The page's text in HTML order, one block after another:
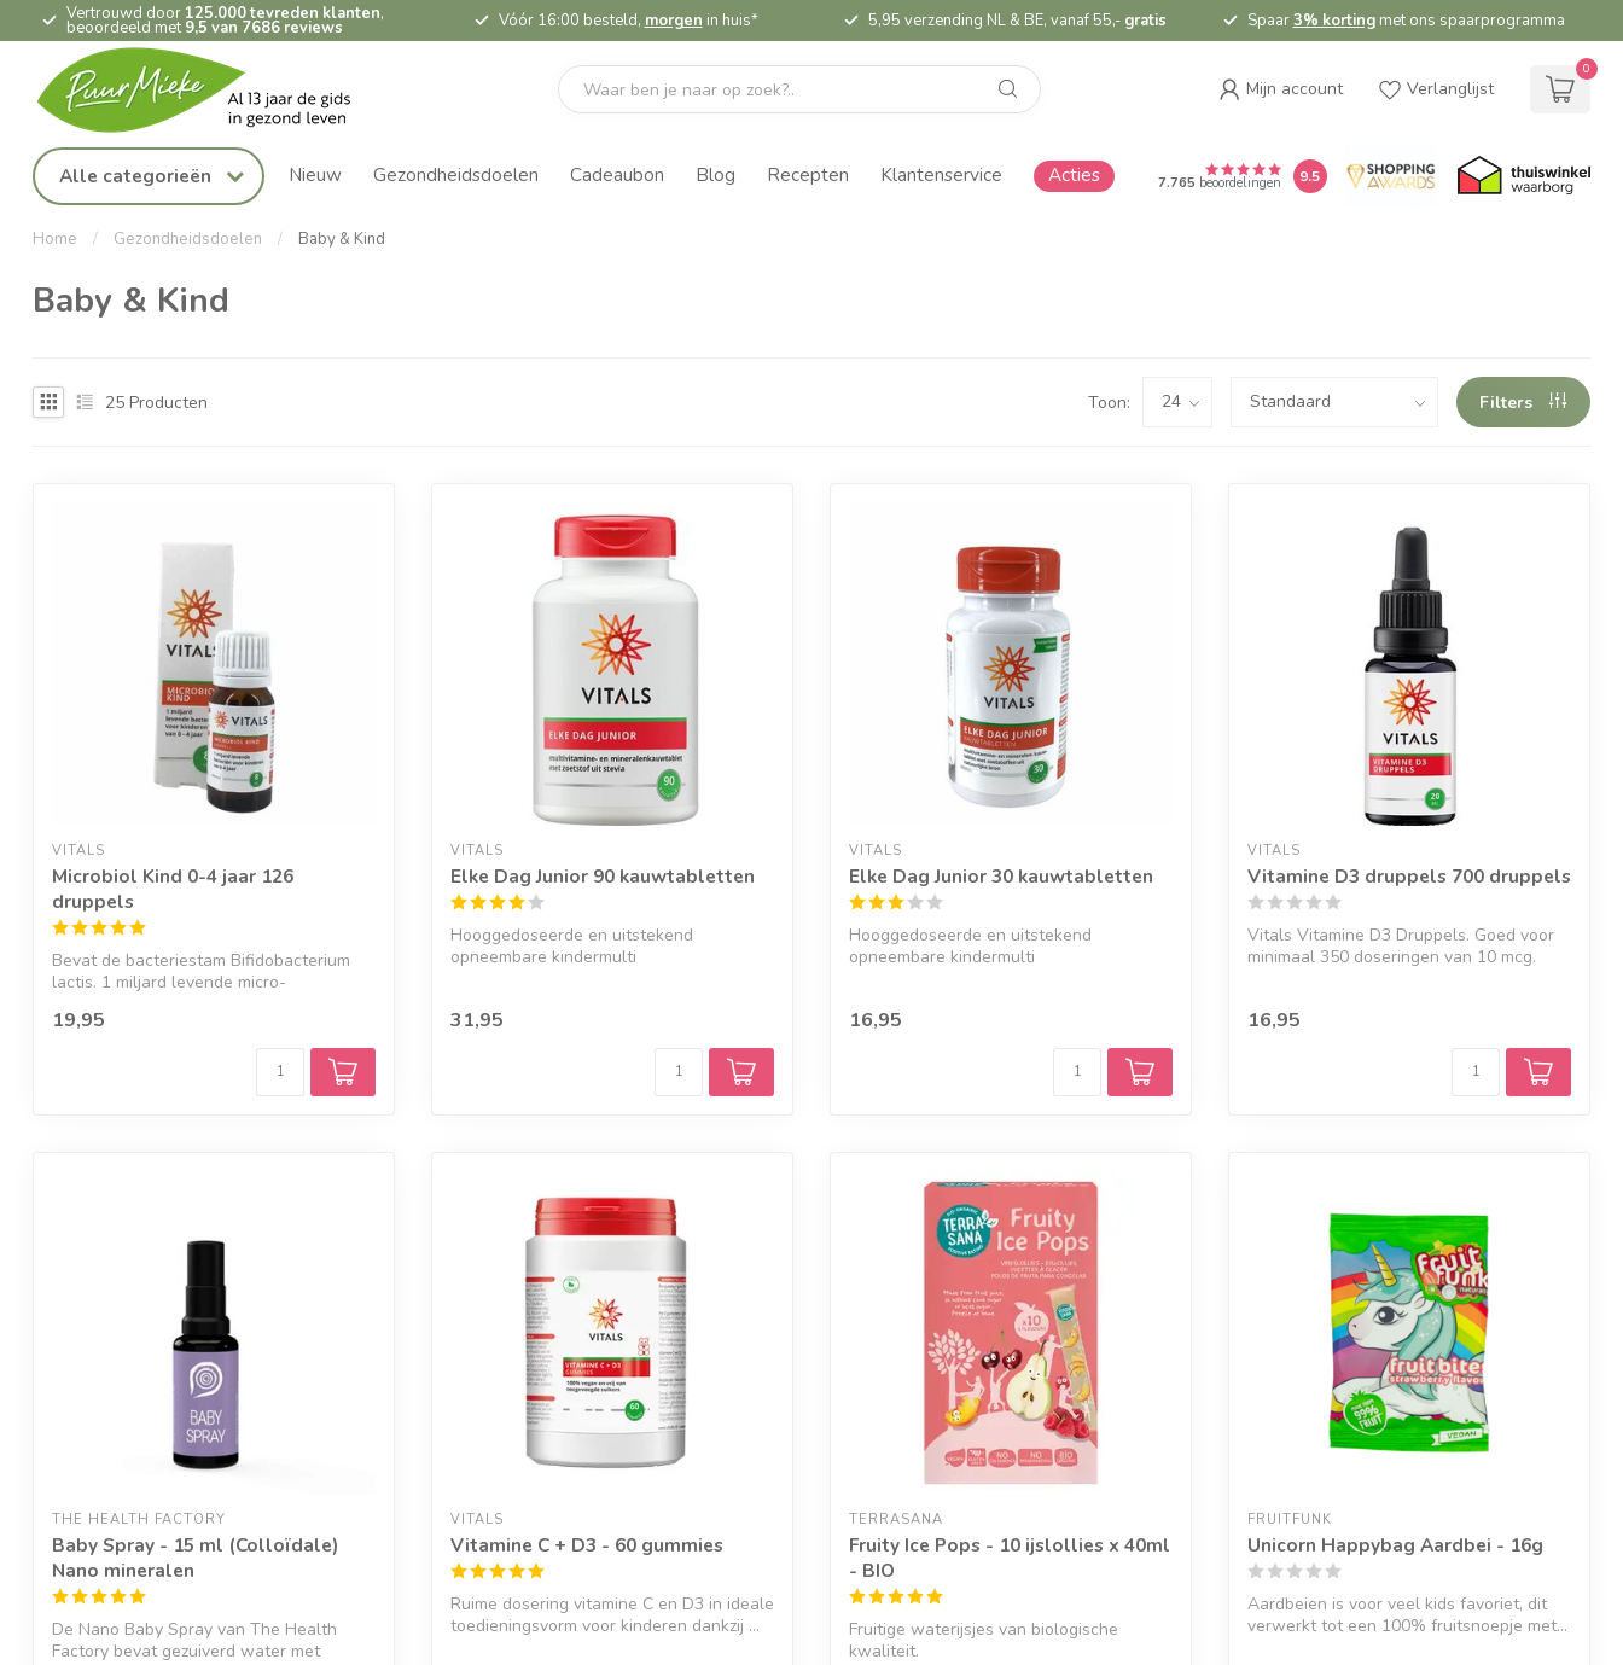
Vertrouwd door 125.000 tevreden klanten,
beoordeeld met 9,5 van 7686 reviews Vóór 16:00 besteld, morgen in huis* 5,95 verzending NL & BE, vanaf 55,- gratis Spaar3% kortingmet ons spaarprogramma
Mijn account Verlanglijst
0
Alle categorieën Nieuw Gezondheidsdoelen Cadeaubon Blog Recepten Klantenservice Acties 7.765 beoordelingen 9.5
Home / Gezondheidsdoelen / Baby & Kind
Baby & Kind
25 Producten Toon: Filters
VITALS
Microbiol Kind 0-4 jaar 126
druppels
Bevat de bacteriestam Bifidobacterium
lactis. 1 miljard levende micro-
19,95
VITALS
Elke Dag Junior 90 kauwtabletten
Hooggedoseerde en uitstekend
opneembare kindermulti
31,95
VITALS
Elke Dag Junior 30 kauwtabletten
Hooggedoseerde en uitstekend
opneembare kindermulti
16,95
VITALS
Vitamine D3 druppels 700 druppels
Vitals Vitamine D3 Druppels. Goed voor
minimaal 350 doseringen van 10 mcg.
16,95
THE HEALTH FACTORY
Baby Spray - 15 ml (Colloïdale)
Nano mineralen
De Nano Baby Spray van The Health
Factory bevat gezuiverd water met
VITALS
Vitamine C + D3 - 60 gummies
Ruime dosering vitamine C en D3 in ideale
toedieningsvorm voor kinderen dankzij ...
TERRASANA
Fruity Ice Pops - 10 ijslollies x 40ml
- BIO
Fruitige waterijsjes van biologische
kwaliteit.
FRUITFUNK
Unicorn Happybag Aardbei - 16g
Aardbeien is voor veel kids favoriet, dit
verwerkt tot een 100% fruitsnoepje met...